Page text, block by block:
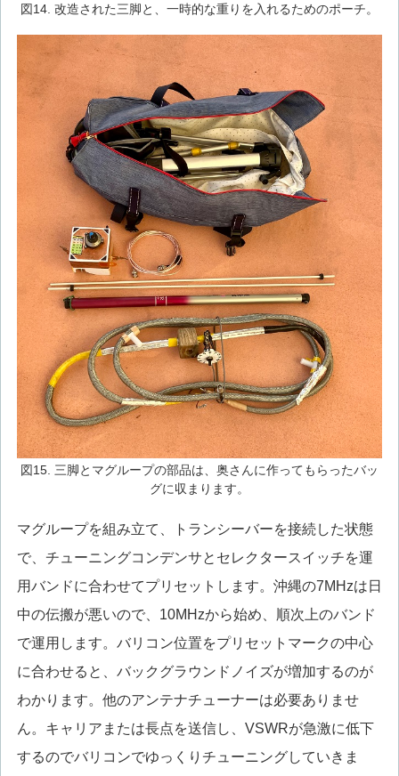
図14. 改造された三脚と、一時的な重りを入れるためのポーチ。
図15. 三脚とマグループの部品は、奥さんに作ってもらったバッ
グに収まります。
マグループを組み立て、トランシーバーを接続した状態
で、チューニングコンデンサとセレクタースイッチを運
用バンドに合わせてプリセットします。沖縄の7MHzは日
中の伝搬が悪いので、10MHzから始め、順次上のバンド
で運用します。バリコン位置をプリセットマークの中心
に合わせると、バックグラウンドノイズが増加するのが
わかります。他のアンテナチューナーは必要ありませ
ん。キャリアまたは長点を送信し、VSWRが急激に低下
するのでバリコンでゆっくりチューニングしていきま